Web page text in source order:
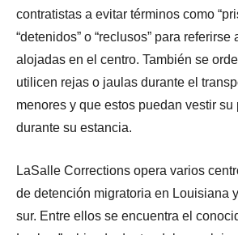
contratistas a evitar términos como
“detenidos” o “reclusos” para
alojadas en el centro. También se
utilicen rejas o jaulas durante el
menores y que estos puedan vestir su
durante su estancia.
LaSalle Corrections opera varios
de detención migratoria en Louisiana
sur. Entre ellos se encuentra el